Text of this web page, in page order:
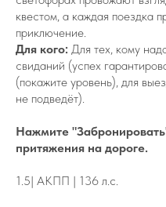
квестом, а каждая поездка
приключение.
Для кого: Для тех, кому
свиданий (успех
(покажите уровень), для
не подведёт).
Нажмите
притяжения на дороге.
1.5| АКПП | 136 л.с.